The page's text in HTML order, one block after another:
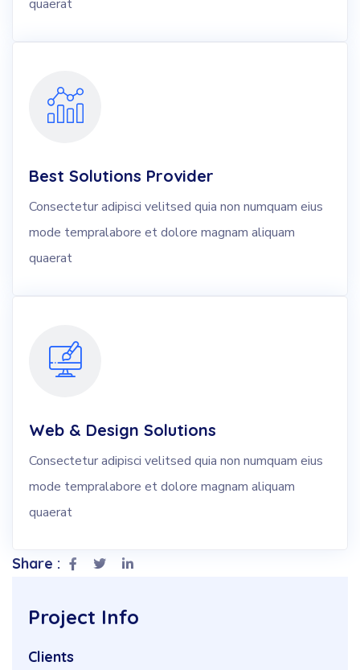
quaerat
Best Solutions Provider
Consectetur adipisci velitsed quia non numquam eius
mode tempralabore et dolore magnam aliquam
quaerat
Web & Design Solutions
Consectetur adipisci velitsed quia non numquam eius
mode tempralabore et dolore magnam aliquam
quaerat
Share :
Project Info
Clients